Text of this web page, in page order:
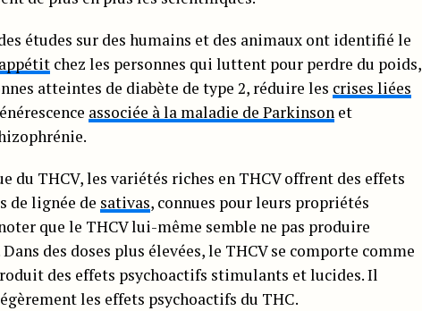
études sur des humains et des animaux ont identifié le
chez les personnes qui luttent pour perdre du poids,
atteintes de diabète de type 2, réduire les crises liées
associée à la maladie de Parkinson et
THCV, les variétés riches en THCV offrent des effets
de lignée de sativas, connues pour leurs propriétés
que le THCV lui-même semble ne pas produire
des doses plus élevées, le THCV se comporte comme
des effets psychoactifs stimulants et lucides. Il
les effets psychoactifs du THC.